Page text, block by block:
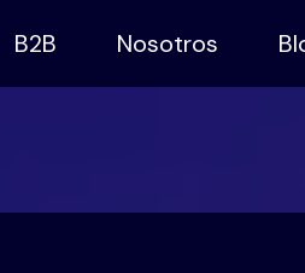
B2B Nosotros